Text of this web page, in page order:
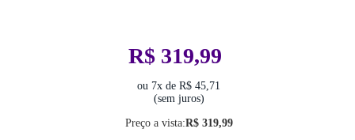
R$ 319,99
ou 7x de R$ 45,71
Preço a vista:R$ 319,99